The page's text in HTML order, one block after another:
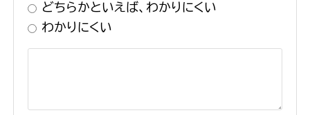
どちらかといえば、わかりにくい
わかりにくい